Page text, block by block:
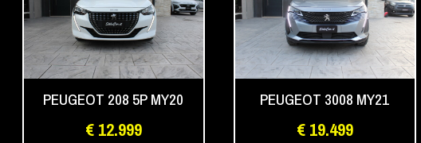
PEUGEOT 208 5P MY20
€ 12.999
PEUGEOT 3008 MY21
€ 19.499